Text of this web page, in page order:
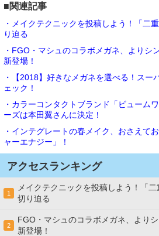
■関連記事
・メイクテクニックを投稿しよう！「二
り迫る
・FGO・マシュのコラボメガネ、よりシ
新登場！
・【2018】好きなメガネを選べる！スー
ェック！
・カラーコンタクトブランド「ビューム
ーズは本田翼さんに決定！
・インテグレートの春メイク、おさえて
ャーエナジー」！
アクセスランキング
1
メイクテクニックを投稿しよう！「
切り迫る
2
FGO・マシュのコラボメガネ、より
新登場！